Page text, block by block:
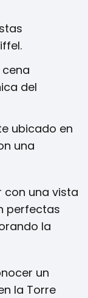
cena
del
ubicado en
una
con una vista
perfectas
la
un
la Torre